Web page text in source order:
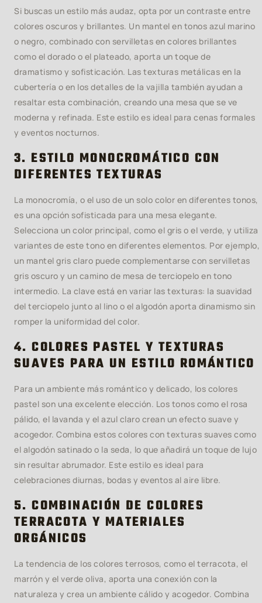
Si buscas un estilo más audaz, opta por un contraste entre
colores oscuros y brillantes. Un mantel en tonos azul marino
o negro, combinado con servilletas en colores brillantes
como el dorado o el plateado, aporta un toque de
dramatismo y sofisticación. Las texturas metálicas en la
cubertería o en los detalles de la vajilla también ayudan a
resaltar esta combinación, creando una mesa que se ve
moderna y refinada. Este estilo es ideal para cenas formales
y eventos nocturnos.
3. ESTILO MONOCROMÁTICO CON
DIFERENTES TEXTURAS
La monocromía, o el uso de un solo color en diferentes tonos,
es una opción sofisticada para una mesa elegante.
Selecciona un color principal, como el gris o el verde, y utiliza
variantes de este tono en diferentes elementos. Por ejemplo,
un mantel gris claro puede complementarse con servilletas
gris oscuro y un camino de mesa de terciopelo en tono
intermedio. La clave está en variar las texturas: la suavidad
del terciopelo junto al lino o el algodón aporta dinamismo sin
romper la uniformidad del color.
4. COLORES PASTEL Y TEXTURAS
SUAVES PARA UN ESTILO ROMÁNTICO
Para un ambiente más romántico y delicado, los colores
pastel son una excelente elección. Los tonos como el rosa
pálido, el lavanda y el azul claro crean un efecto suave y
acogedor. Combina estos colores con texturas suaves como
el algodón satinado o la seda, lo que añadirá un toque de lujo
sin resultar abrumador. Este estilo es ideal para
celebraciones diurnas, bodas y eventos al aire libre.
5. COMBINACIÓN DE COLORES
TERRACOTA Y MATERIALES
ORGÁNICOS
La tendencia de los colores terrosos, como el terracota, el
marrón y el verde oliva, aporta una conexión con la
naturaleza y crea un ambiente cálido y acogedor. Combina